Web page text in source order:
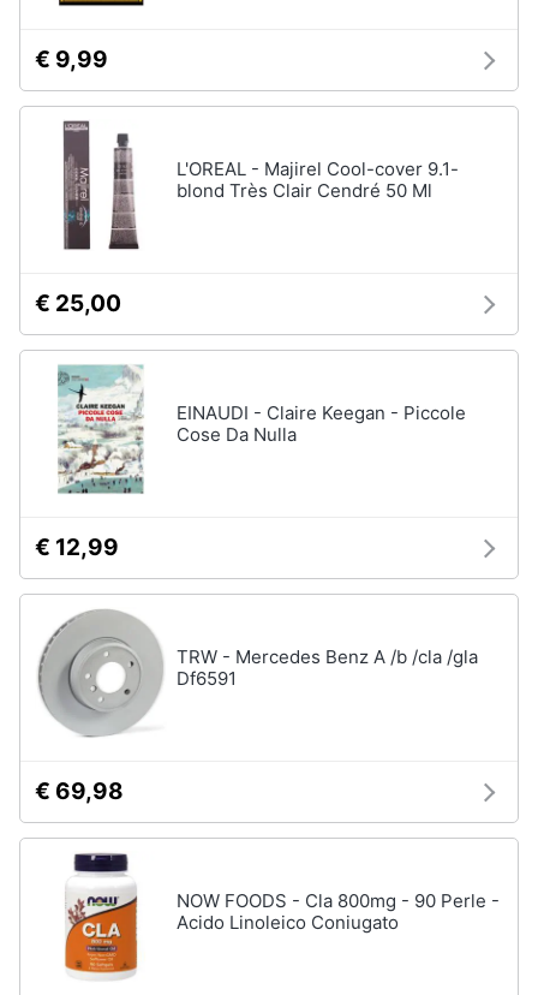
€ 9,99
L'OREAL - Majirel Cool-cover 9.1-
blond Très Clair Cendré 50 Ml
€ 25,00
EINAUDI - Claire Keegan - Piccole
Cose Da Nulla
€ 12,99
TRW - Mercedes Benz A /b /cla /gla
Df6591
€ 69,98
NOW FOODS - Cla 800mg - 90 Perle -
Acido Linoleico Coniugato